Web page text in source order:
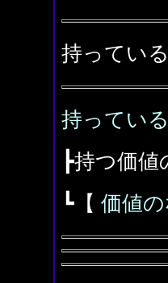
持ってい
持ってい
┣持つ価
┗【 価値